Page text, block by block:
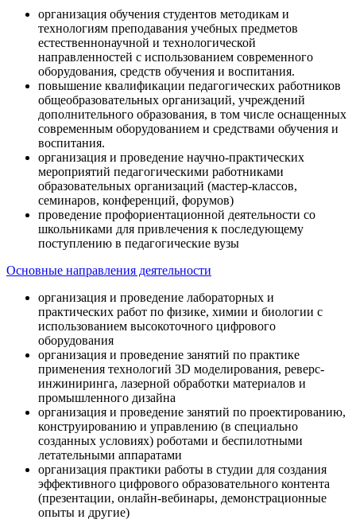
организация обучения студентов методикам и
технологиям преподавания учебных предметов
естественнонаучной и технологической
направленностей с использованием современного
оборудования, средств обучения и воспитания.
повышение квалификации педагогических работников
общеобразовательных организаций, учреждений
дополнительного образования, в том числе оснащенных
современным оборудованием и средствами обучения и
воспитания.
организация и проведение научно-практических
мероприятий педагогическими работниками
образовательных организаций (мастер-классов,
семинаров, конференций, форумов)
проведение профориентационной деятельности со
школьниками для привлечения к последующему
поступлению в педагогические вузы
Основные направления деятельности
организация и проведение лабораторных и
практических работ по физике, химии и биологии с
использованием высокоточного цифрового
оборудования
организация и проведение занятий по практике
применения технологий 3D моделирования, реверс-
инжиниринга, лазерной обработки материалов и
промышленного дизайна
организация и проведение занятий по проектированию,
конструированию и управлению (в специально
созданных условиях) роботами и беспилотными
летательными аппаратами
организация практики работы в студии для создания
эффективного цифрового образовательного контента
(презентации, онлайн-вебинары, демонстрационные
опыты и другие)